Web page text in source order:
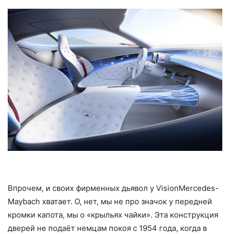
Впрочем, и своих фирменных дьявол у VisionMercedes-
Maybach хватает. О, нет, мы не про значок у передней
кромки капота, мы о «крыльях чайки». Эта конструкция
дверей не подаёт немцам покоя с 1954 года, когда в